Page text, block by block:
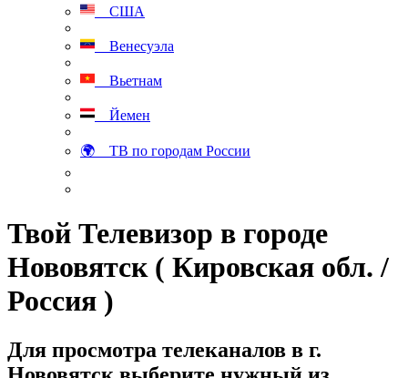
США
Венесуэла
Вьетнам
Йемен
🌍 ТВ по городам России
Твой Телевизор в городе
Нововятск ( Кировская обл. /
Россия )
Для просмотра телеканалов в г.